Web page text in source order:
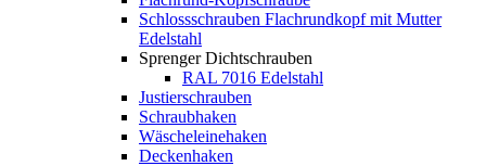
Schlossschrauben Flachrundkopf mit Mutter
Edelstahl
Sprenger Dichtschrauben
RAL 7016 Edelstahl
Justierschrauben
Schraubhaken
Wäscheleinehaken
Deckenhaken